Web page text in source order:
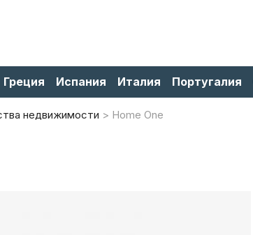
Греция Испания Италия Португалия
недвижимости Home One